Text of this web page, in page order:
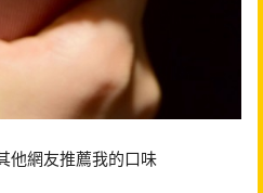
他網友推薦我的口味